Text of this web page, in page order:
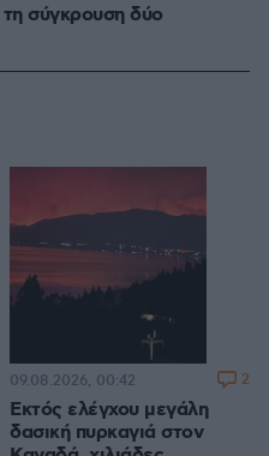
σύγκρουση δύο
Εκτός ελέγχου μεγάλη
δασική πυρκαγιά στον
09.08.2026, 00:42 2